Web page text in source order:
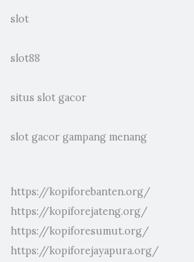
slot
slot88
situs slot gacor
slot gacor gampang menang
https://kopiforebanten.org/
https://kopiforejateng.org/
https://kopiforesumut.org/
https://kopiforejayapura.org/